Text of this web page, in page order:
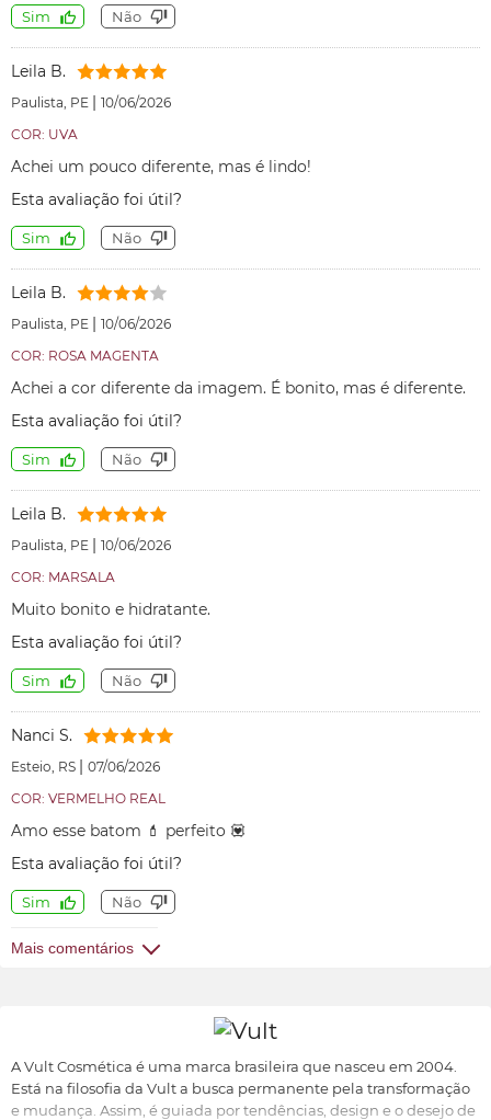
Sim Não
Leila B.
Paulista, PE | 10/06/2026
COR: UVA
Achei um pouco diferente, mas é lindo!
Esta avaliação foi útil?
Sim Não
Leila B.
Paulista, PE | 10/06/2026
COR: ROSA MAGENTA
Achei a cor diferente da imagem. É bonito, mas é diferente.
Esta avaliação foi útil?
Sim Não
Leila B.
Paulista, PE | 10/06/2026
COR: MARSALA
Muito bonito e hidratante.
Esta avaliação foi útil?
Sim Não
Nanci S.
Esteio, RS | 07/06/2026
COR: VERMELHO REAL
Amo esse batom 💄 perfeito 💟
Esta avaliação foi útil?
Sim Não
Mais comentários
A Vult Cosmética é uma marca brasileira que nasceu em 2004.
Está na filosofia da Vult a busca permanente pela transformação
e mudança. Assim, é guiada por tendências, design e o desejo de